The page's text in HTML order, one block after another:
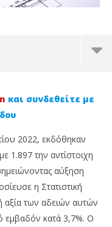
και συνδεθείτε με
2022, εκδόθηκαν
1.897 την αντίστοιχη
αύξηση
η Στατιστική
αξία των αδειών αυτών
εμβαδόν κατά 3,7%. Ο